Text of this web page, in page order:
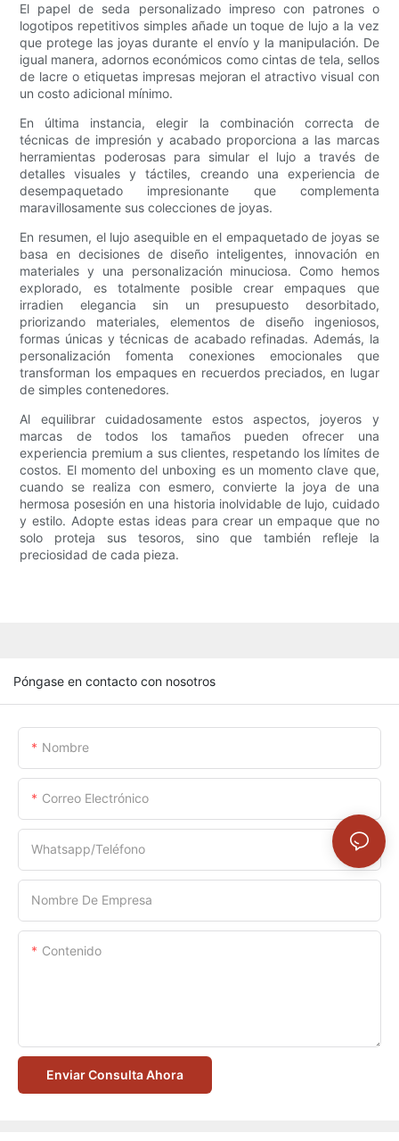
El papel de seda personalizado impreso con patrones o
logotipos repetitivos simples añade un toque de lujo a la vez
que protege las joyas durante el envío y la manipulación. De
igual manera, adornos económicos como cintas de tela, sellos
de lacre o etiquetas impresas mejoran el atractivo visual con
un costo adicional mínimo.
En última instancia, elegir la combinación correcta de
técnicas de impresión y acabado proporciona a las marcas
herramientas poderosas para simular el lujo a través de
detalles visuales y táctiles, creando una experiencia de
desempaquetado impresionante que complementa
maravillosamente sus colecciones de joyas.
En resumen, el lujo asequible en el empaquetado de joyas se
basa en decisiones de diseño inteligentes, innovación en
materiales y una personalización minuciosa. Como hemos
explorado, es totalmente posible crear empaques que
irradien elegancia sin un presupuesto desorbitado,
priorizando materiales, elementos de diseño ingeniosos,
formas únicas y técnicas de acabado refinadas. Además, la
personalización fomenta conexiones emocionales que
transforman los empaques en recuerdos preciados, en lugar
de simples contenedores.
Al equilibrar cuidadosamente estos aspectos, joyeros y
marcas de todos los tamaños pueden ofrecer una
experiencia premium a sus clientes, respetando los límites de
costos. El momento del unboxing es un momento clave que,
cuando se realiza con esmero, convierte la joya de una
hermosa posesión en una historia inolvidable de lujo, cuidado
y estilo. Adopte estas ideas para crear un empaque que no
solo proteja sus tesoros, sino que también refleje la
preciosidad de cada pieza.
Póngase en contacto con nosotros
Nombre
Correo Electrónico
Whatsapp/Teléfono
Nombre De Empresa
Contenido
Enviar Consulta Ahora